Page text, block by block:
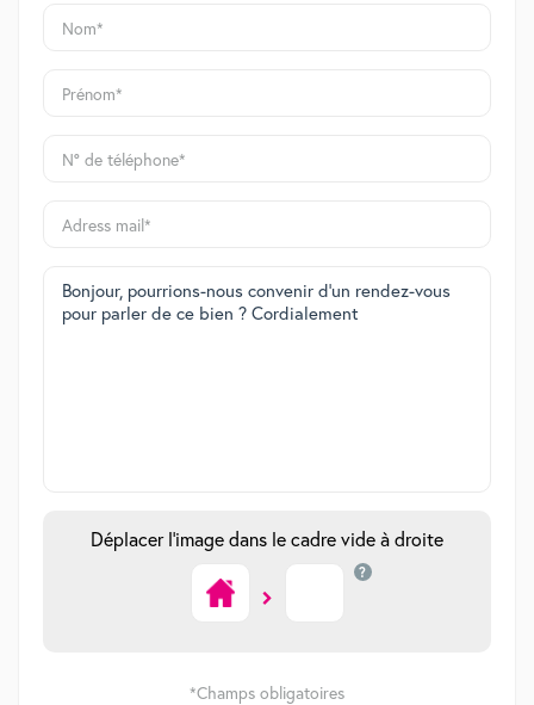
Déplacer l'image dans le cadre vide à droite
?
*Champs obligatoires